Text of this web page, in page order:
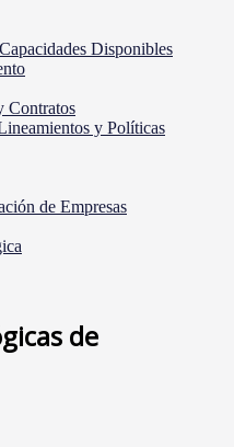
Disponibles
Contratos
y Políticas
de Empresas
de